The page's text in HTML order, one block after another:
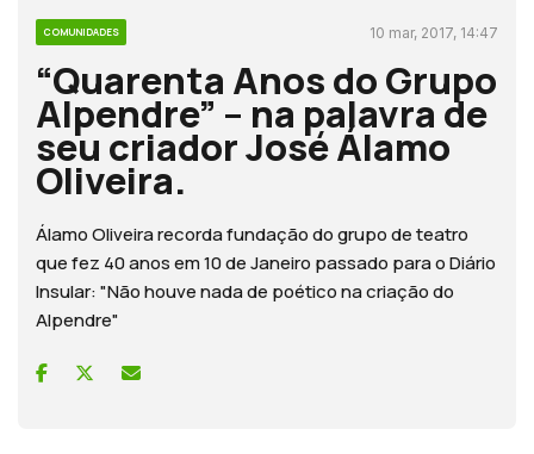
COMUNIDADES 10 mar, 2017, 14:47
“Quarenta Anos do Grupo
Alpendre” – na palavra de
seu criador José Álamo
Oliveira.
Álamo Oliveira recorda fundação do grupo de teatro
que fez 40 anos em 10 de Janeiro passado para o Diário
Insular: "Não houve nada de poético na criação do
Alpendre"